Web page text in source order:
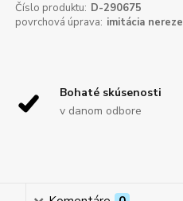
Číslo produktu: D-290675
povrchová úprava: imitácia nereze
Bohaté skúsenosti
v danom odbore